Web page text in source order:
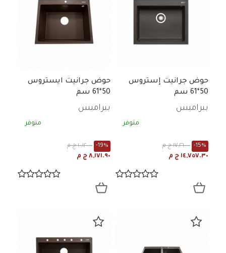
حوض جرانيت إستروس
50*61 سم
بيراميس
متوفر
١٧,٢٦٠.٠٠ ج م -15%
١٤,٧٥٧.٣٠ ج م
حوض جرانيت ايستروس
50*61 سم
بيراميس
متوفر
١٠,١٢٠.٠٠ ج م -19%
٨,١٧١.٩٠ ج م